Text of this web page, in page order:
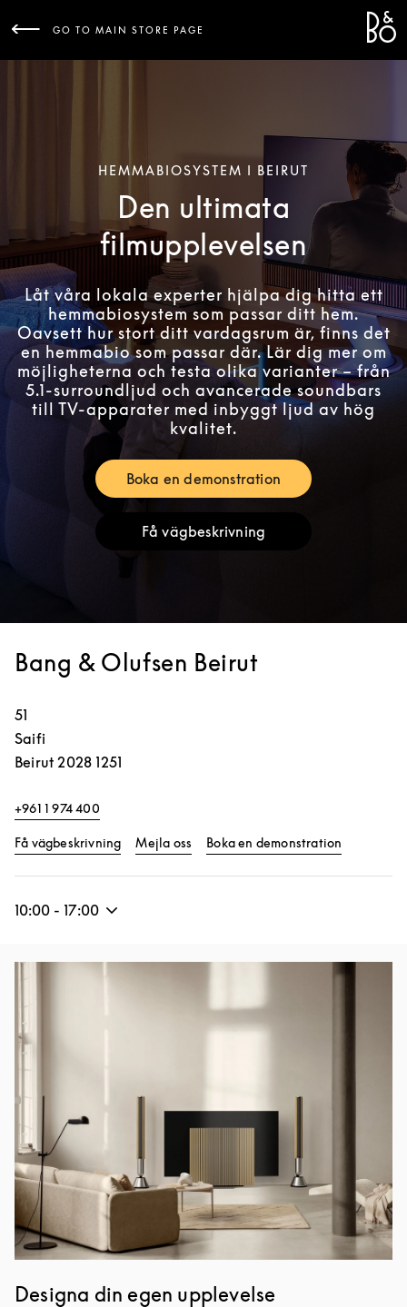
GO TO MAIN STORE PAGE
HEMMABIOSYSTEM I BEIRUT
Den ultimata
filmupplevelsen
Låt våra lokala experter hjälpa dig hitta ett
hemmabiosystem som passar ditt hem.
Oavsett hur stort ditt vardagsrum är, finns det
en hemmabio som passar där. Lär dig mer om
möjligheterna och testa olika varianter – från
5.1-surroundljud och avancerade soundbars
till TV-apparater med inbyggt ljud av hög
kvalitet.
Boka en demonstration
Link Opens in New Tab
Få vägbeskrivningLink Opens in New Tab
Bang & Olufsen Beirut
51
Saifi
Beirut 2028 1251
+961 1 974 400
Få vägbeskrivningLink Opens in New Tab
Mejla oss Boka en demonstration
10:00 - 17:00
Designa din egen upplevelse